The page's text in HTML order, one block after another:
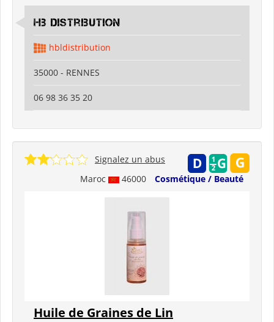
hb distribution
hbldistribution
35000 - RENNES
06 98 36 35 20
Maroc 46000 Cosmétique / Beauté
Signalez un abus
Huile de Graines de Lin